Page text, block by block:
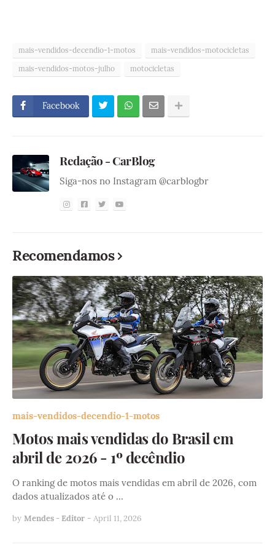
mais-vendidos-decendio-1-motos
mais-vendidos-motocicletas
mais-vendidos-motos-julho
motocicletas
Facebook
Redação - CarBlog
Siga-nos no Instagram @carblogbr
Recomendamos
mais-vendidos-decendio-1-motos
Motos mais vendidas do Brasil em
abril de 2026 - 1º decêndio
O ranking de motos mais vendidas em abril de 2026, com
dados atualizados até o …
by Mendes - Editor - April 11, 2026